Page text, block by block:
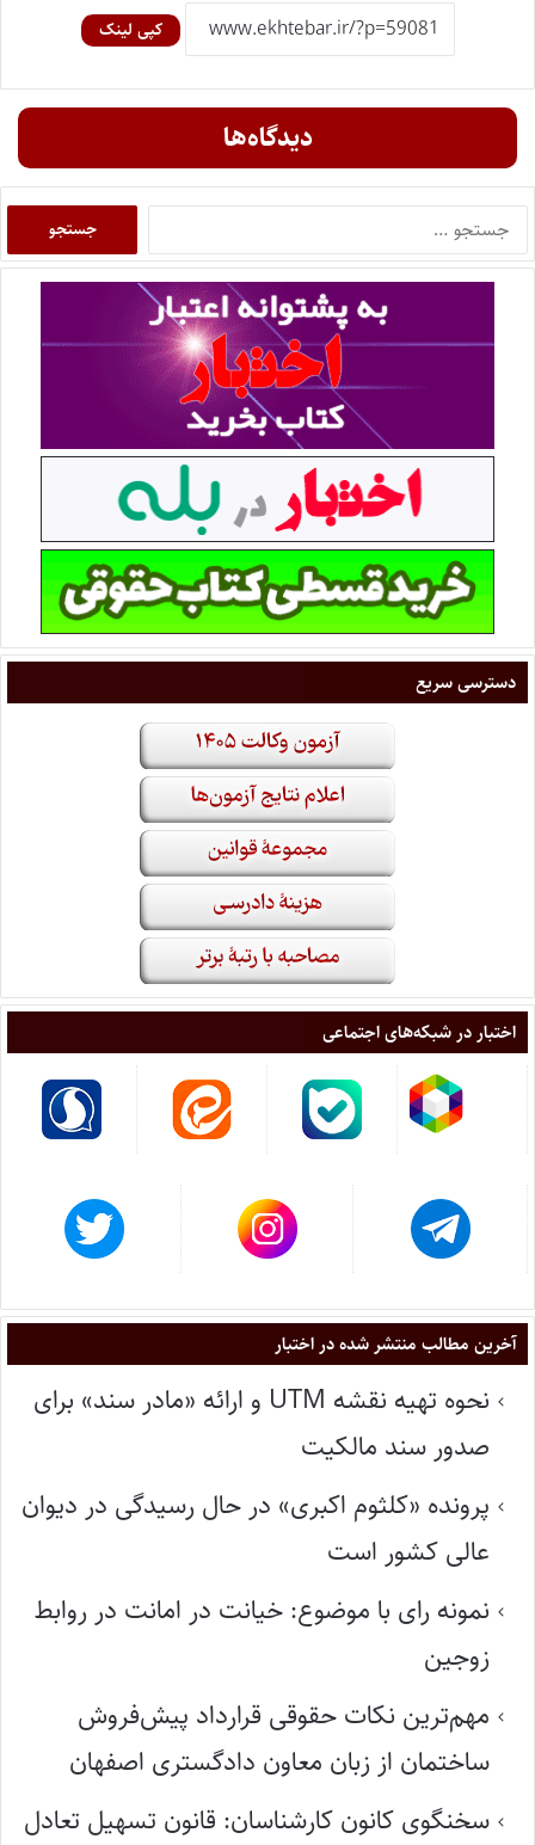
کپی لینک
دیدگاه‌ها
دسترسی سریع
اختبار در شبکه‌های اجتماعی
آخرین مطالب منتشر شده در اختبار
نحوه تهیه نقشه UTM و ارائه «مادر سند» برای
صدور سند مالکیت
پرونده «کلثوم اکبری» در حال رسیدگی در دیوان
عالی کشور است
نمونه رای با موضوع: خیانت در امانت در روابط
زوجین
مهم‌ترین نکات حقوقی قرارداد پیش‌فروش
ساختمان از زبان معاون دادگستری اصفهان
سخنگوی کانون کارشناسان: قانون تسهیل تعادل